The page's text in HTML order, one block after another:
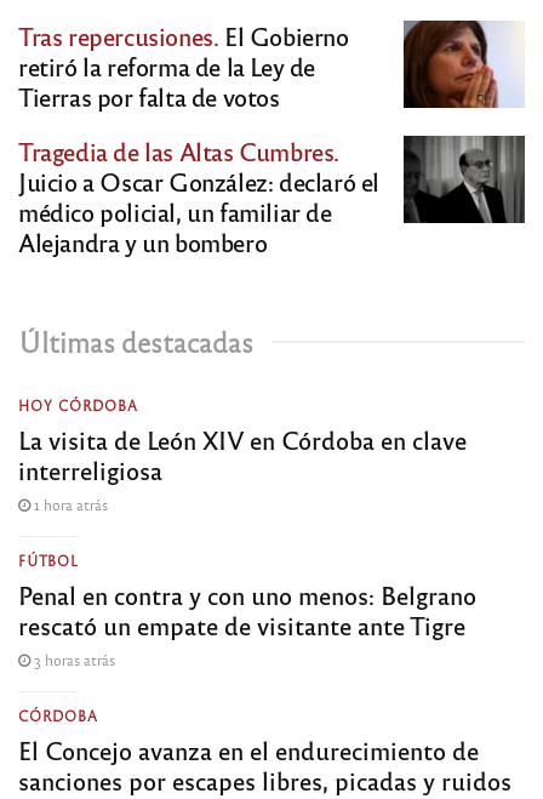
Tras repercusiones. El Gobierno
retiró la reforma de la Ley de
Tierras por falta de votos
Tragedia de las Altas Cumbres.
Juicio a Oscar González: declaró el
médico policial, un familiar de
Alejandra y un bombero
Últimas destacadas
HOY CÓRDOBA
La visita de León XIV en Córdoba en clave
interreligiosa
1 hora atrás
FÚTBOL
Penal en contra y con uno menos: Belgrano
rescató un empate de visitante ante Tigre
3 horas atrás
CÓRDOBA
El Concejo avanza en el endurecimiento de
sanciones por escapes libres, picadas y ruidos